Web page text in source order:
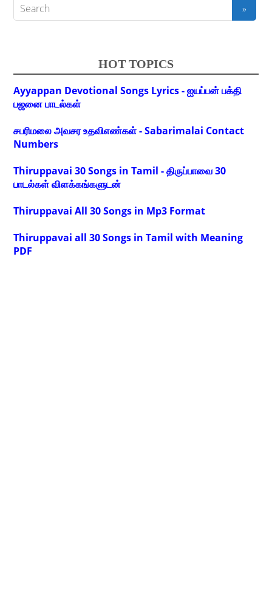
HOT TOPICS
Ayyappan Devotional Songs Lyrics - ஐயப்பன் பக்தி
பஜனை பாடல்கள்
சபரிமலை அவசர உதவிஎண்கள் - Sabarimalai Contact
Numbers
Thiruppavai 30 Songs in Tamil - திருப்பாவை 30
பாடல்கள் விளக்கங்களுடன்
Thiruppavai All 30 Songs in Mp3 Format
Thiruppavai all 30 Songs in Tamil with Meaning
PDF